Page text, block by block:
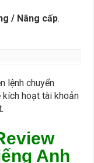
/ Nâng cấp.
lệnh chuyển
hoạt tài khoản
Anh